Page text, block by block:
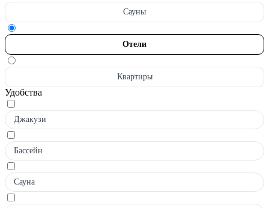
Сауны
Отели
Квартиры
Удобства
Джакузи
Бассейн
Сауна